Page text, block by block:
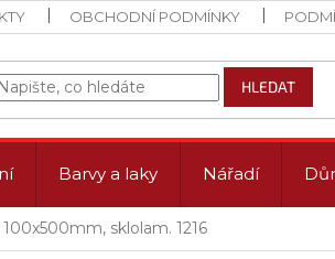
OBCHODNÍ PODMÍNKY
HLEDAT
Barvy a laky Nářadí
sklolam. 1216